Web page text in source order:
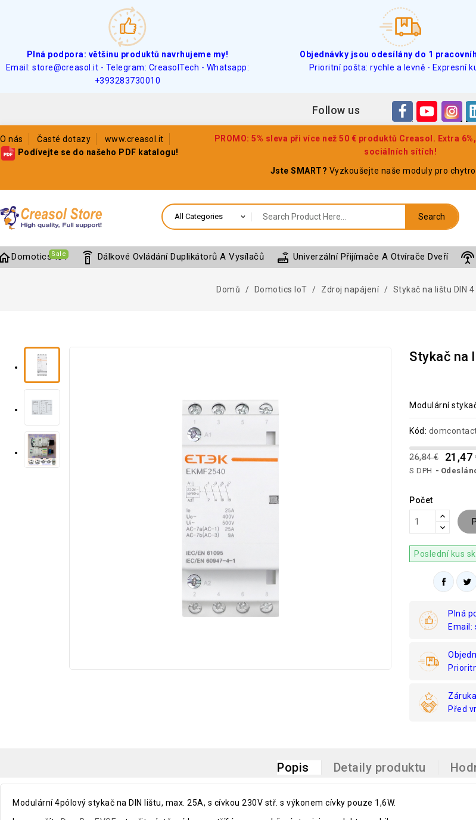
Plná podpora: většinu produktů navrhujeme my!
Email: store@creasol.it - Telegram: CreasolTech - Whatsapp:
+393283730010
Objednávky jsou odesílány do 1
Prioritní pošta: rychle a levně - Expresní
Follow us
O nás Časté dotazy
www.creasol.it
Podívejte se do našeho PDF katalogu!
PROMO: 5% sleva při více než 50 € produktů Creasol. Extra
sociálních sítích!
Jste SMART? Vyzkoušejte naše moduly pro
Search
Domotics IoT
Sale settings_remote Dálkové Ovládání Duplikátorů A Vysílačů router Univerzální Přijímače A Otvírače Dveří settings_input_antenna
Domů Domotics IoT Zdroj napájení Stykač na lištu DIN
Stykač na
Modulární
Kód:
26,84 € 21,47
S DPH
Počet
Poslední kus
Plná
Email:
Před
Popis Detaily produktu
Modulární 4pólový stykač na DIN lištu, max. 25A, s cívkou 230V stř. s výkonem cívky pouze 1,6W.